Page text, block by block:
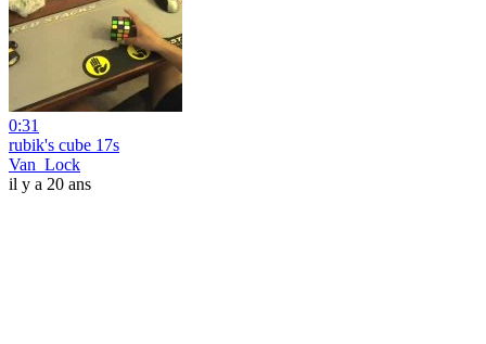
0:31
rubik's cube 17s
Van_Lock
il y a 20 ans